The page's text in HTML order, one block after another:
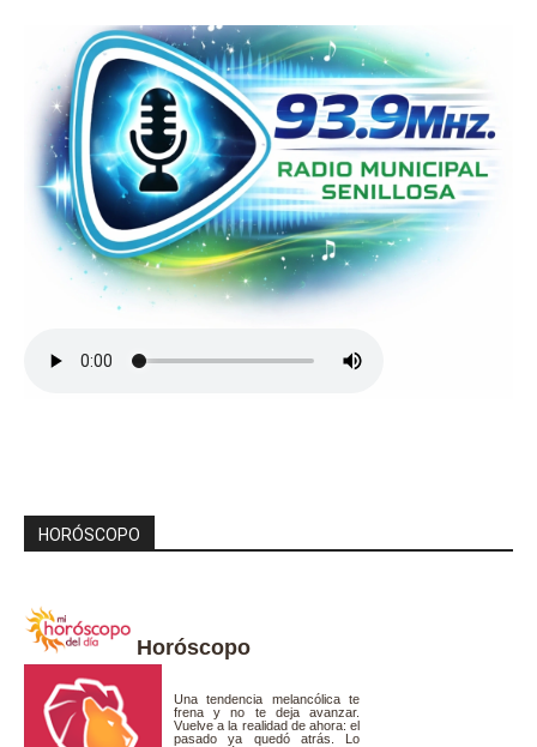
HORÓSCOPO
Horóscopo